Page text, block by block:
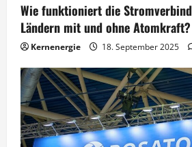
Wie funktioniert die
Ländern mit und ohne Atomkraft?
Kernenergie 18. September 2025